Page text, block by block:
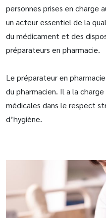
personnes prises en charge
un acteur essentiel de la
du médicament et des
préparateurs en pharmacie.
Le préparateur en
du pharmacien. Il a la
médicales dans le respect
d’hygiène.